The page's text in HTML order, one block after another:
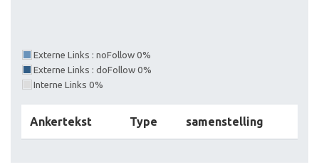
Externe Links : noFollow 0%
Externe Links : doFollow 0%
Interne Links 0%
Ankertekst Type samenstelling